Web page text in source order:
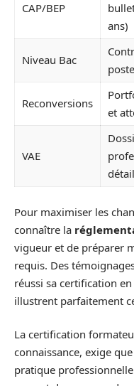
CAP/BEP
ans)
Niveau Bac
Reconversions
et
VAE
Pour maximiser les
connaître la
vigueur et de préparer
requis. Des
réussi sa certification
illustrent parfaitement
La certification
connaissance, exige
pratique